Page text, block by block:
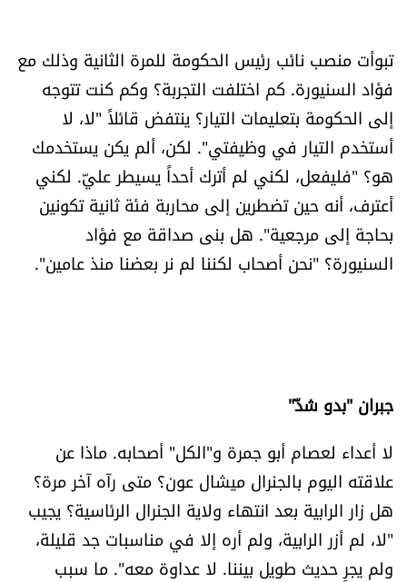
تبوأت منصب نائب رئيس الحكومة للمرة الثانية وذلك مع
فؤاد السنيورة. كم اختلفت التجربة؟ وكم كنت تتوجه
إلى الحكومة بتعليمات التيار؟ ينتفض قائلاً "لا، لا
أستخدم التيار في وظيفتي". لكن، ألم يكن يستخدمك
هو؟ "فليفعل، لكني لم أترك أحداً يسيطر عليّ. لكني
أعترف، أنه حين تضطرين إلى محاربة فئة ثانية تكونين
بحاجة إلى مرجعية". هل بنى صداقة مع فؤاد
السنيورة؟ "نحن أصحاب لكننا لم نر بعضنا منذ عامين".
جبران "بدو شدّ"
لا أعداء لعصام أبو جمرة و"الكل" أصحابه. ماذا عن
علاقته اليوم بالجنرال ميشال عون؟ متى رآه آخر مرة؟
هل زار الرابية بعد انتهاء ولاية الجنرال الرئاسية؟ يجيب
"لا، لم أزر الرابية، ولم أره إلا في مناسبات جد قليلة،
ولم يجرِ حديث طويل بيننا. لا عداوة معه". ما سبب